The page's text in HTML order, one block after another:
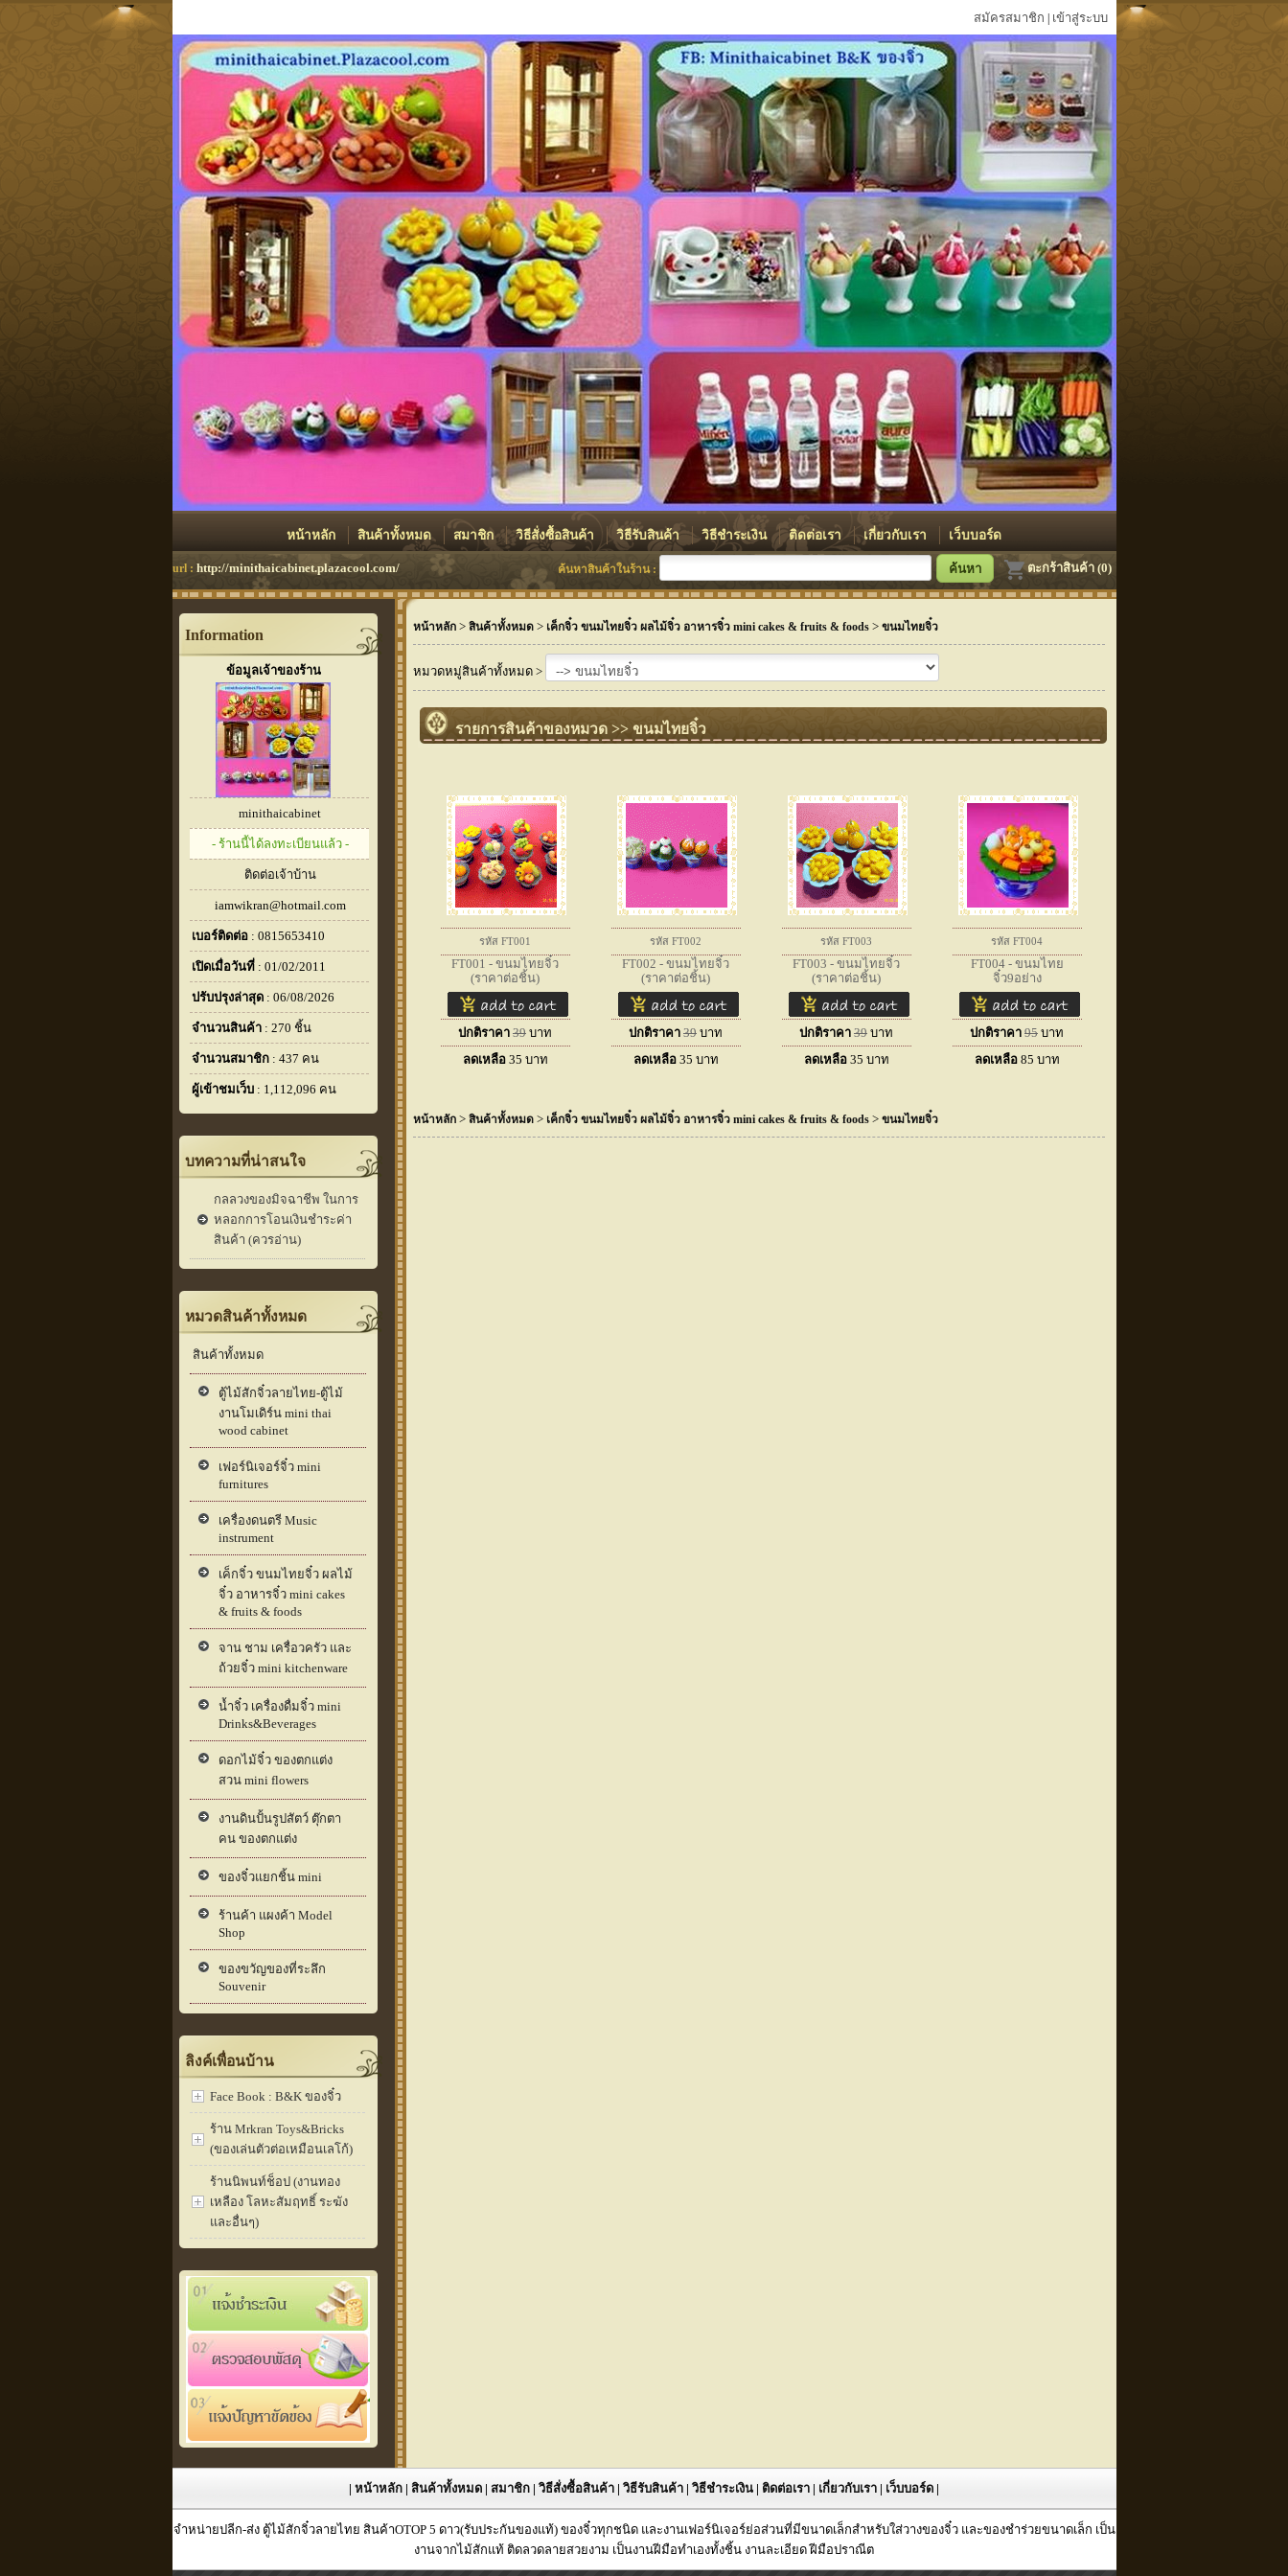
สมัครสมาชิก เข้าสู่ระบบ
หน้าหลัก สินค้าทั้งหมด สมาชิก วิธีสั่งซื้อสินค้า วิธีรับสินค้า วิธีชำระเงิน ติดต่อเรา เกี่ยวกับเรา เว็บบอร์ด
ตะกร้าสินค้า (0)
url : http://minithaicabinet.plazacool.com/ ค้นหาสินค้าในร้าน :
Information
ข้อมูลเจ้าของร้าน
minithaicabinet
- ร้านนี้ได้ลงทะเบียนแล้ว -
ติดต่อเจ้าบ้าน
iamwikran@hotmail.com
เบอร์ติดต่อ: 0815653410
เปิดเมื่อวันที่: 01/02/2011
ปรับปรุงล่าสุด: 06/08/2026
จำนวนสินค้า: 270 ชิ้น
จำนวนสมาชิก: 437 คน
ผู้เข้าชมเว็บ: 1,112,096 คน
บทความที่น่าสนใจ
กลลวงของมิจฉาชีพ ในการ
หลอกการโอนเงินชำระค่า
สินค้า (ควรอ่าน)
หมวดสินค้าทั้งหมด
สินค้าทั้งหมด
ตู้ไม้สักจิ๋วลายไทย-ตู้ไม้
งานโมเดิร์น mini thai
wood cabinet
เฟอร์นิเจอร์จิ๋ว mini
furnitures
เครื่องดนตรี Music
instrument
เค็กจิ๋ว ขนมไทยจิ๋ว ผลไม้
จิ๋ว อาหารจิ๋ว mini cakes
& fruits & foods
จาน ชาม เครื่อวครัว และ
ถ้วยจิ๋ว mini kitchenware
น้ำจิ๋ว เครื่องดื่มจิ๋ว mini
Drinks&Beverages
ดอกไม้จิ๋ว ของตกแต่ง
สวน mini flowers
งานดินปั้นรูปสัตว์ ตุ๊กตา
คน ของตกแต่ง
ของจิ๋วแยกชิ้น mini
ร้านค้า แผงค้า Model
Shop
ของขวัญของที่ระลึก
Souvenir
ลิงค์เพื่อนบ้าน
Face Book : B&K ของจิ๋ว
ร้าน Mrkran Toys&Bricks
(ของเล่นตัวต่อเหมือนเลโก้)
ร้านนิพนท์ช็อป (งานทอง
เหลือง โลหะสัมฤทธิ์ ระฆัง
และอื่นๆ)
หน้าหลัก> สินค้าทั้งหมด> เค็กจิ๋ว ขนมไทยจิ๋ว ผลไม้จิ๋ว อาหารจิ๋ว mini cakes & fruits & foods> ขนมไทยจิ๋ว
หมวดหมู่สินค้าทั้งหมด >
รายการสินค้าของหมวด >> ขนมไทยจิ๋ว
รหัส FT001
FT001 - ขนมไทยจิ๋ว
(ราคาต่อชิ้น)
ปกติราคา 39 บาท
ลดเหลือ 35 บาท
รหัส FT002
FT002 - ขนมไทยจิ๋ว
(ราคาต่อชิ้น)
ปกติราคา 39 บาท
ลดเหลือ 35 บาท
รหัส FT003
FT003 - ขนมไทยจิ๋ว
(ราคาต่อชิ้น)
ปกติราคา 39 บาท
ลดเหลือ 35 บาท
รหัส FT004
FT004 - ขนมไทย
จิ๋ว9อย่าง
ปกติราคา 95 บาท
ลดเหลือ 85 บาท
หน้าหลัก> สินค้าทั้งหมด> เค็กจิ๋ว ขนมไทยจิ๋ว ผลไม้จิ๋ว อาหารจิ๋ว mini cakes & fruits & foods> ขนมไทยจิ๋ว
| หน้าหลัก | สินค้าทั้งหมด | สมาชิก | วิธีสั่งซื้อสินค้า | วิธีรับสินค้า | วิธีชำระเงิน | ติดต่อเรา | เกี่ยวกับเรา | เว็บบอร์ด |
จำหน่ายปลีก-ส่ง ตู้ไม้สักจิ๋วลายไทย สินค้าOTOP 5 ดาว(รับประกันของแท้) ของจิ๋วทุกชนิด และงานเฟอร์นิเจอร์ย่อส่วนที่มีขนาดเล็กสำหรับใส่วางของจิ๋ว และของชำร่วยขนาดเล็ก เป็น
งานจากไม้สักแท้ ติดลวดลายสวยงาม เป็นงานฝีมือทำเองทั้งชิ้น งานละเอียด ฝีมือปราณีต